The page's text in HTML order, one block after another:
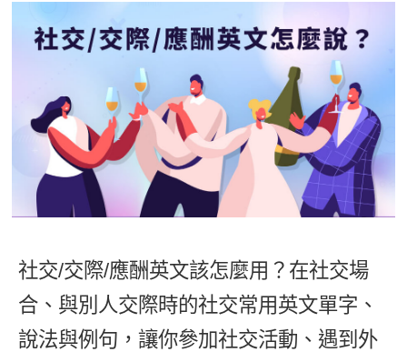
GEPT 全民英檢課程
TOEFL 托福課程
英文聽力養成
開口溜英文
旅遊英文
基礎字彙
情境閱讀
英文寫作
Cengage TED Talks
特色課程
英語俱樂部
ECAM
Let's Talk
日語
韓語
西班牙語
兒童美語
更多
一對一家教
企業訓練
數位學習教材
英文能力測驗
學員故事
學員讚出來
活動花絮
校園贊助
Recruiting
社交/交際/應酬英文該怎麼用？在社交場
合、與別人交際時的社交常用英文單字、
說法與例句，讓你參加社交活動、遇到外